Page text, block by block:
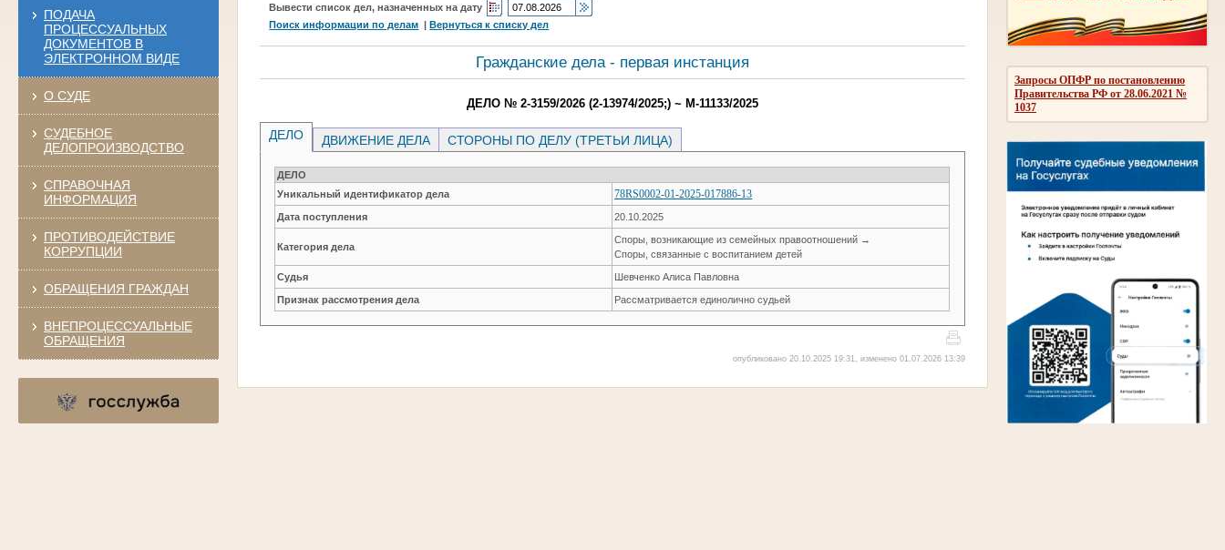
ПОДАЧА
ПРОЦЕССУАЛЬНЫХ
ДОКУМЕНТОВ В
ЭЛЕКТРОННОМ ВИДЕ
О СУДЕ
СУДЕБНОЕ
ДЕЛОПРОИЗВОДСТВО
СПРАВОЧНАЯ
ИНФОРМАЦИЯ
ПРОТИВОДЕЙСТВИЕ
КОРРУПЦИИ
ОБРАЩЕНИЯ ГРАЖДАН
ВНЕПРОЦЕССУАЛЬНЫЕ
ОБРАЩЕНИЯ
Запросы ОПФР по постановлению
Правительства РФ от 28.06.2021 №
1037
Вывести список дел, назначенных на дату
Поиск информации по делам |Вернуться к списку дел
Гражданские дела - первая инстанция
ДЕЛО № 2-3159/2026 (2-13974/2025;) ~ М-11133/2025
ДЕЛО ДВИЖЕНИЕ ДЕЛА СТОРОНЫ ПО ДЕЛУ (ТРЕТЬИ ЛИЦА)
ДЕЛО
Уникальный идентификатор дела
78RS0002-01-2025-017886-13
Дата поступления 20.10.2025
Категория дела
Споры, возникающие из семейных правоотношений →
Споры, связанные с воспитанием детей
Судья Шевченко Алиса Павловна
Признак рассмотрения дела Рассматривается единолично судьей
опубликовано 20.10.2025 19:31, изменено 01.07.2026 13:39